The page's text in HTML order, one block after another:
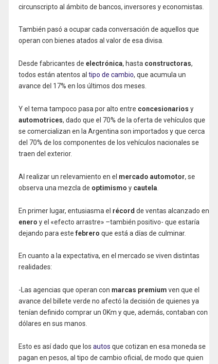
circunscripto al ámbito de bancos, inversores y economistas.
También pasó a ocupar cada conversación de aquellos que
operan con bienes atados al valor de esa divisa.
Desde fabricantes de electrónica, hasta constructoras,
todos están atentos al tipo de cambio, que acumula un
avance del 17% en los últimos dos meses.
Y el tema tampoco pasa por alto entre concesionarios y
automotrices, dado que el 70% de la oferta de vehículos que
se comercializan en la Argentina son importados y que cerca
del 70% de los componentes de los vehículos nacionales se
traen del exterior.
Al realizar un relevamiento en el mercado automotor, se
observa una mezcla de optimismo y cautela
En primer lugar, entusiasma el récord de ventas alcanzado en
enero y el «efecto arrastre» –también positivo- que estaría
dejando para este febrero que está a días de culminar.
En cuanto a la expectativa, en el mercado se viven distintas
realidades:
-Las agencias que operan con marcas premium ven que el
avance del billete verde no afectó la decisión de quienes ya
tenían definido comprar un 0Km y que, además, contaban con
dólares en sus manos.
Esto es así dado que los autos que cotizan en esa moneda se
pagan en pesos, al tipo de cambio oficial, de modo que quien